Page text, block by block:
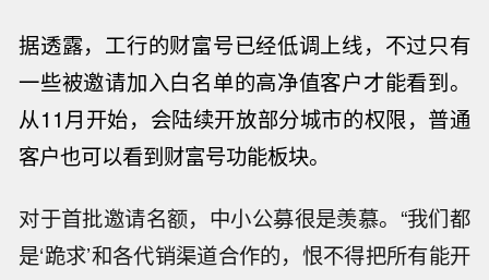
据透露，工行的财富号已经低调上线，不过只有
一些被邀请加入白名单的高净值客户才能看到。
从11月开始，会陆续开放部分城市的权限，普通
客户也可以看到财富号功能板块。
对于首批邀请名额，中小公募很是羡慕。“我们都
是‘跪求’和各代销渠道合作的，恨不得把所有能开